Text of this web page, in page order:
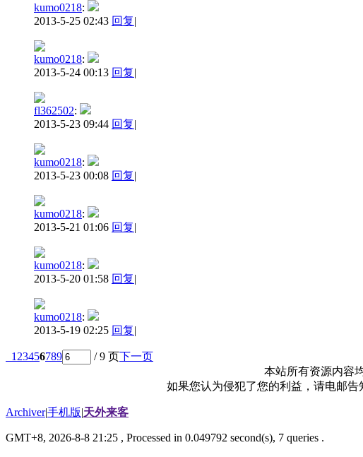
kumo0218:
2013-5-25 02:43 回复|
kumo0218:
2013-5-24 00:13 回复|
fl362502:
2013-5-23 09:44 回复|
kumo0218:
2013-5-23 00:08 回复|
kumo0218:
2013-5-21 01:06 回复|
kumo0218:
2013-5-20 01:58 回复|
kumo0218:
2013-5-19 02:25 回复|
1 23456789 / 9 页下一页
本站所有资源内容
如果您认为侵犯了您的利益，请电邮告
Archiver|手机版|天外来客
GMT+8, 2026-8-8 21:25 , Processed in 0.049792 second(s), 7 queries .